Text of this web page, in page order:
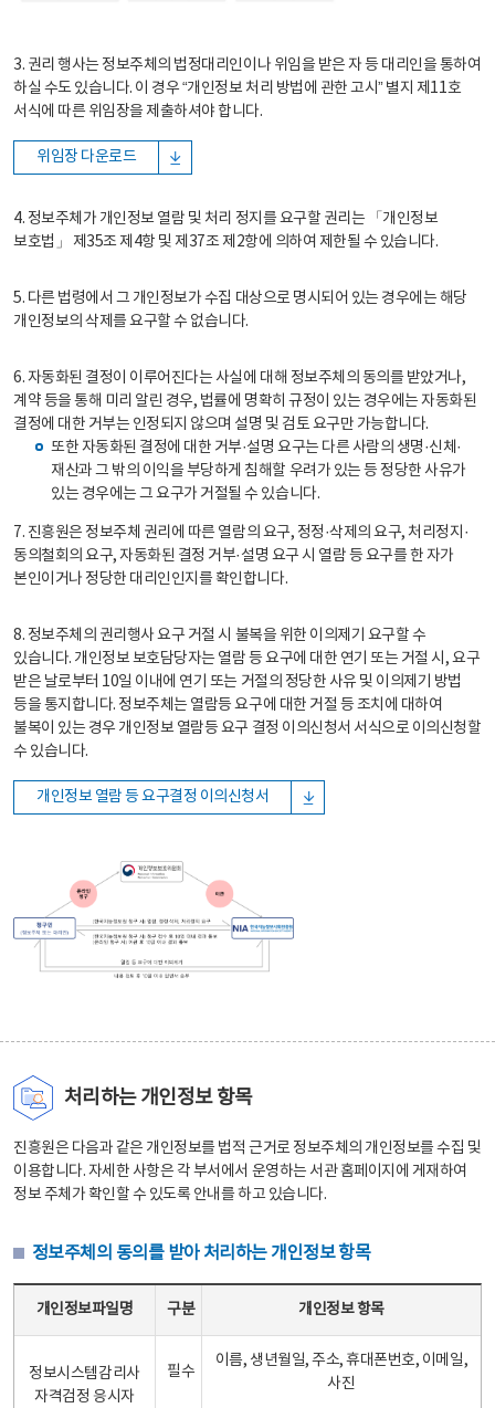
3. 권리 행사는 정보주체의 법정대리인이나 위임을 받은 자 등 대리인을 통하여
하실 수도 있습니다. 이 경우 “개인정보 처리 방법에 관한 고시” 별지 제11호
서식에 따른 위임장을 제출하셔야 합니다.
위임장 다운로드
4. 정보주체가 개인정보 열람 및 처리 정지를 요구할 권리는 「개인정보
보호법」 제35조 제4항 및 제37조 제2항에 의하여 제한될 수 있습니다.
5. 다른 법령에서 그 개인정보가 수집 대상으로 명시되어 있는 경우에는 해당
개인정보의 삭제를 요구할 수 없습니다.
6. 자동화된 결정이 이루어진다는 사실에 대해 정보주체의 동의를 받았거나,
계약 등을 통해 미리 알린 경우, 법률에 명확히 규정이 있는 경우에는 자동화된
결정에 대한 거부는 인정되지 않으며 설명 및 검토 요구만 가능합니다.
또한 자동화된 결정에 대한 거부·설명 요구는 다른 사람의 생명·신체·
재산과 그 밖의 이익을 부당하게 침해할 우려가 있는 등 정당한 사유가
있는 경우에는 그 요구가 거절될 수 있습니다.
7. 진흥원은 정보주체 권리에 따른 열람의 요구, 정정·삭제의 요구, 처리정지·
동의철회의 요구, 자동화된 결정 거부·설명 요구 시 열람 등 요구를 한 자가
본인이거나 정당한 대리인인지를 확인합니다.
8. 정보주체의 권리행사 요구 거절 시 불복을 위한 이의제기 요구할 수
있습니다. 개인정보 보호담당자는 열람 등 요구에 대한 연기 또는 거절 시, 요구
받은 날로부터 10일 이내에 연기 또는 거절의 정당한 사유 및 이의제기 방법
등을 통지합니다. 정보주체는 열람등 요구에 대한 거절 등 조치에 대하여
불복이 있는 경우 개인정보 열람등 요구 결정 이의신청서 서식으로 이의신청할
수 있습니다.
개인정보 열람 등 요구결정 이의신청서
처리하는 개인정보 항목
진흥원은 다음과 같은 개인정보를 법적 근거로 정보주체의 개인정보를 수집 및
이용합니다. 자세한 사항은 각 부서에서 운영하는 서관 홈페이지에 게재하여
정보 주체가 확인할 수 있도록 안내를 하고 있습니다.
정보주체의 동의를 받아 처리하는 개인정보 항목
개인정보파일명 구분 개인정보 항목
정보시스템감리사
자격검정 응시자
필수
이름, 생년월일, 주소, 휴대폰번호, 이메일,
사진